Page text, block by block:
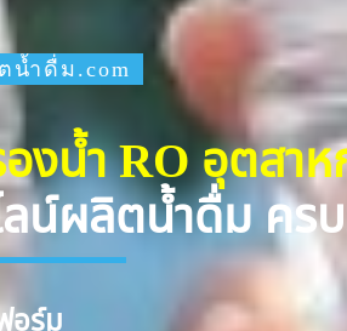
น้ำดื่ม.com
งน้ำ RO อุตสา
ลน์ผลิตน้ำดื่ม คร
อร์ม